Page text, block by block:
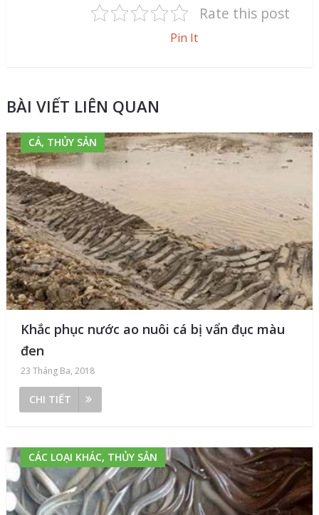
Rate this post
Pin It
BÀI VIẾT LIÊN QUAN
CÁ, THỦY SẢN
Khắc phục nước ao nuôi cá bị vẩn đục màu
đen
23 Tháng Ba, 2018
CHI TIẾT
CÁC LOẠI KHÁC, THỦY SẢN